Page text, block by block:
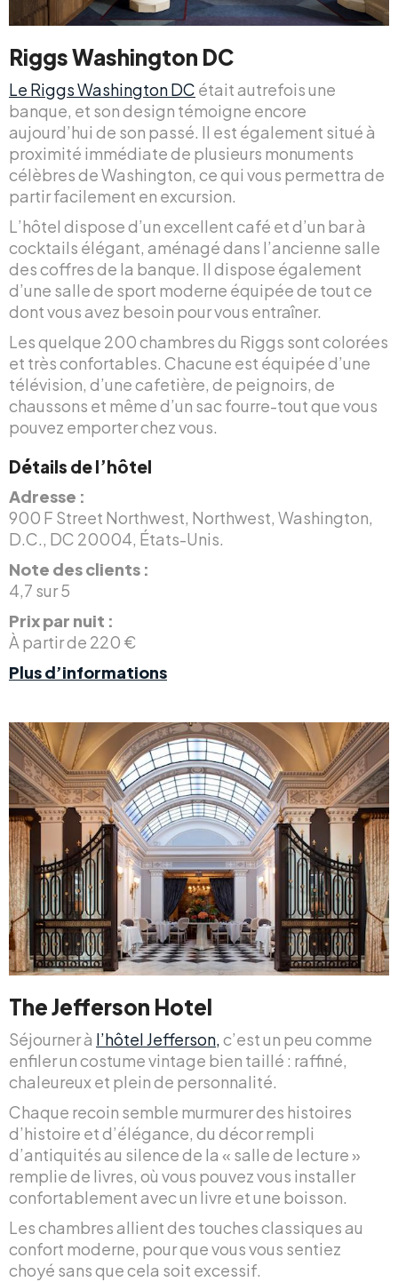
Riggs Washington DC
Le Riggs Washington DC était autrefois une
banque, et son design témoigne encore
aujourd’hui de son passé. Il est également situé à
proximité immédiate de plusieurs monuments
célèbres de Washington, ce qui vous permettra de
partir facilement en excursion.
L’hôtel dispose d’un excellent café et d’un bar à
cocktails élégant, aménagé dans l’ancienne salle
des coffres de la banque. Il dispose également
d’une salle de sport moderne équipée de tout ce
dont vous avez besoin pour vous entraîner.
Les quelque 200 chambres du Riggs sont colorées
et très confortables. Chacune est équipée d’une
télévision, d’une cafetière, de peignoirs, de
chaussons et même d’un sac fourre-tout que vous
pouvez emporter chez vous.
Détails de l’hôtel
Adresse :
900 F Street Northwest, Northwest, Washington,
D.C., DC 20004, États-Unis.
Note des clients :
4,7 sur 5
Prix par nuit :
À partir de 220 €
Plus d’informations
The Jefferson Hotel
Séjourner à l’hôtel Jefferson,c’est un peu comme
enfiler un costume vintage bien taillé : raffiné,
chaleureux et plein de personnalité.
Chaque recoin semble murmurer des histoires
d’histoire et d’élégance, du décor rempli
d’antiquités au silence de la « salle de lecture »
remplie de livres, où vous pouvez vous installer
confortablement avec un livre et une boisson.
Les chambres allient des touches classiques au
confort moderne, pour que vous vous sentiez
choyé sans que cela soit excessif.